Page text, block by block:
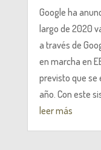
Google ha
largo de 2020
a través de
en marcha en
previsto que se
año. Con este
leer más